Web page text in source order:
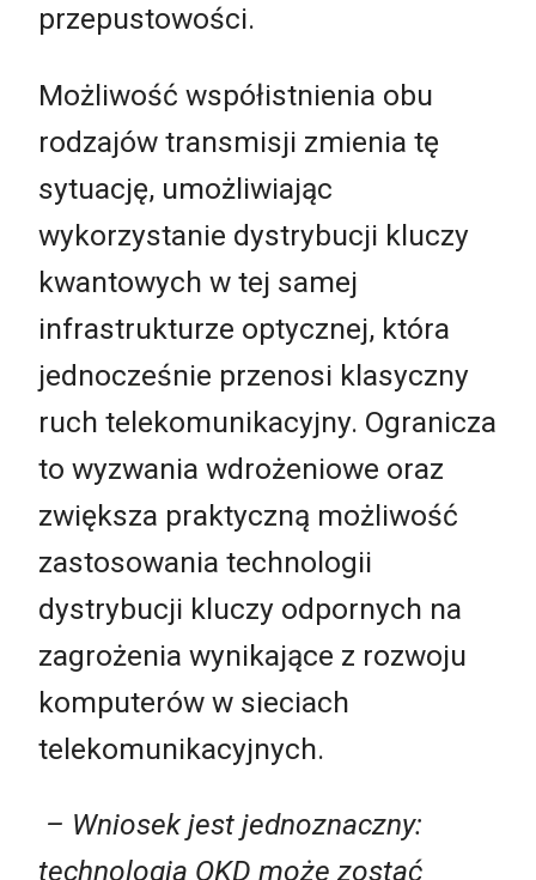
przepustowości.
Możliwość współistnienia obu
rodzajów transmisji zmienia tę
sytuację, umożliwiając
wykorzystanie dystrybucji kluczy
kwantowych w tej samej
infrastrukturze optycznej, która
jednocześnie przenosi klasyczny
ruch telekomunikacyjny. Ogranicza
to wyzwania wdrożeniowe oraz
zwiększa praktyczną możliwość
zastosowania technologii
dystrybucji kluczy odpornych na
zagrożenia wynikające z rozwoju
komputerów w sieciach
telekomunikacyjnych.
– Wniosek jest jednoznaczny:
technologia QKD może zostać